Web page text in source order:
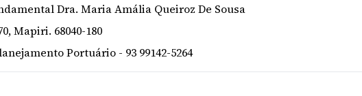
Dra. Maria Amália Queiroz De Sousa
Mapiri. 68040-180
Portuário - 93 99142-5264